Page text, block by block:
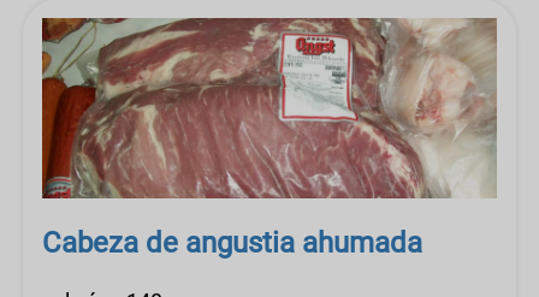
Cabeza de angustia ahumada